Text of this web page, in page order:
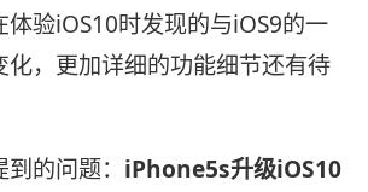
体验iOS10时发现的与iOS9的一
化，更加详细的功能细节还有待
的问题： iPhone5s升级iOS10